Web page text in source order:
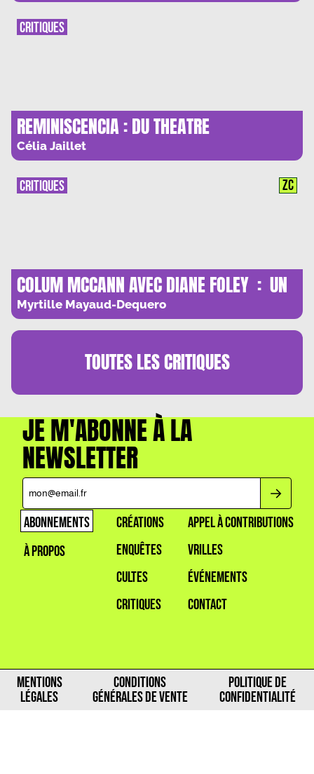
REMINISCENCIA : DU THEATRE
TEMOIGNAGE SUR UN ORDINATEUR
Célia Jaillet
CRITIQUES
COLUM MCCANN AVEC DIANE FOLEY : UN
QUATRE MAINS BOULEVERSANT
Myrtille Mayaud-Dequero
CRITIQUES ZC
TOUTES LESCRITIQUES
JE M'ABONNE À LA
NEWSLETTER
ABONNEMENTS
À PROPOS
CRÉATIONS
ENQUÊTES
CULTES
CRITIQUES
APPEL À CONTRIBUTIONS
VRILLES
ÉVÉNEMENTS
CONTACT
MENTIONS
LÉGALES
CONDITIONS
GÉNÉRALES DE VENTE
POLITIQUE DE
CONFIDENTIALITÉ